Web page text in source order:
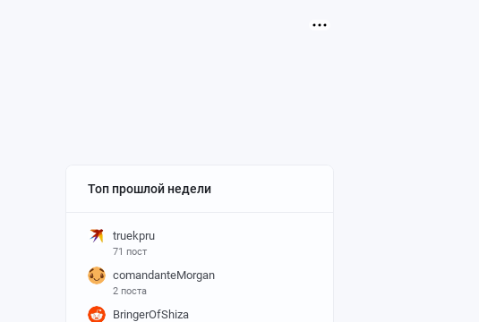
Топ прошлой недели
truekpru
71 пост
comandanteMorgan
2 поста
BringerOfShiza